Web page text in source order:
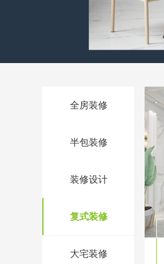
全房装修
半包装修
装修设计
复式装修
大宅装修